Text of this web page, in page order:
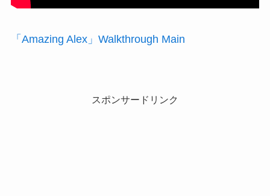
「Amazing Alex」Walkthrough Main
スポンサードリンク